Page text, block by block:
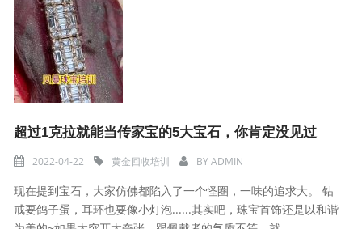
超过1克拉就能当传家宝的5大宝石，你肯定没见过
2022-04-22 黄金回收培训 BYADMIN
现在提到宝石，大家仿佛都陷入了一个怪圈，一味的追求大。 钻
戒要鸽子蛋，耳环也要像小灯泡......其实吧，珠宝首饰还是以和谐